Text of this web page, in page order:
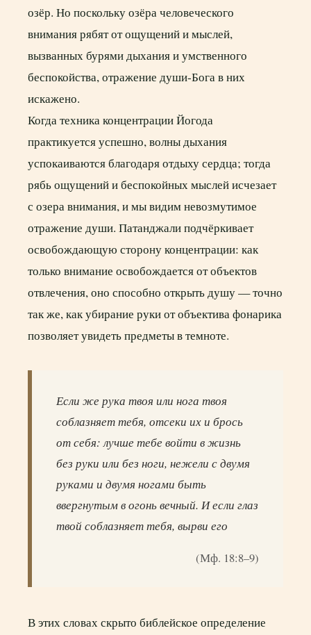
озёр. Но поскольку озёра человеческого
внимания рябят от ощущений и мыслей,
вызванных бурями дыхания и умственного
беспокойства, отражение души-Бога в них
искажено.
Когда техника концентрации Йогода
практикуется успешно, волны дыхания
успокаиваются благодаря отдыху сердца; тогда
рябь ощущений и беспокойных мыслей исчезает
с озера внимания, и мы видим невозмутимое
отражение души. Патанджали подчёркивает
освобождающую сторону концентрации: как
только внимание освобождается от объектов
отвлечения, оно способно открыть душу — точно
так же, как убирание руки от объектива фонарика
позволяет увидеть предметы в темноте.
Если же рука твоя или нога твоя
соблазняет тебя, отсеки их и брось
от себя: лучше тебе войти в жизнь
без руки или без ноги, нежели с двумя
руками и двумя ногами быть
ввергнутым в огонь вечный. И если глаз
твой соблазняет тебя, вырви его
(Мф. 18:8–9)
В этих словах скрыто библейское определение